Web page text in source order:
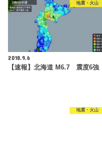
地震・火山
2018.9.6
【速報】北海道 M6.7 震度6強
地震・火山